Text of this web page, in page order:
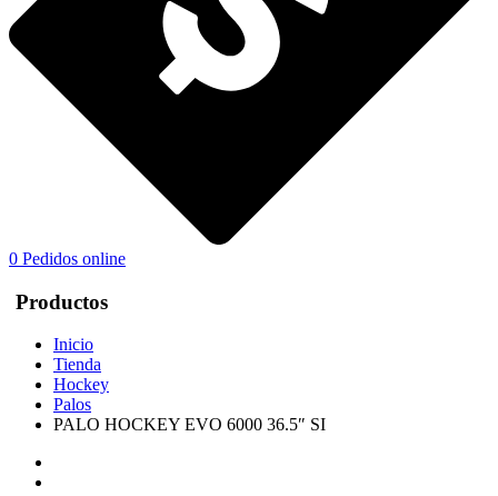
0 Pedidos online
Productos
Inicio
Tienda
Hockey
Palos
PALO HOCKEY EVO 6000 36.5″ SI